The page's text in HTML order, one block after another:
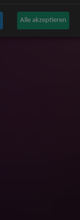
Alle akzeptieren